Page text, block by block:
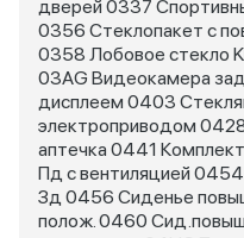
дверей 0337
0356 Стеклопакет с
0358 Лобовое стекло
03AG Видеокамера
дисплеем 0403
электроприводом 0428
аптечка 0441
Пд с вентиляцией
Зд 0456 Сиденье
полож. 0460